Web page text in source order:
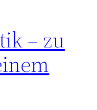
– zu